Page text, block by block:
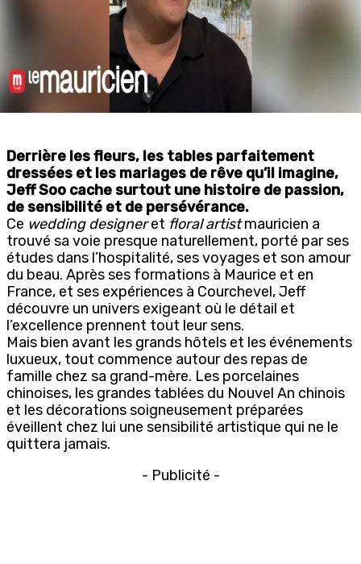
Derrière les fleurs, les tables parfaitement
dressées et les mariages de rêve qu’il imagine,
Jeff Soo cache surtout une histoire de passion,
de sensibilité et de persévérance.
Ce wedding designeret floral artistmauricien a
trouvé sa voie presque naturellement, porté par ses
études dans l’hospitalité, ses voyages et son amour
du beau. Après ses formations à Maurice et en
France, et ses expériences à Courchevel, Jeff
découvre un univers exigeant où le détail et
l’excellence prennent tout leur sens.
Mais bien avant les grands hôtels et les événements
luxueux, tout commence autour des repas de
famille chez sa grand-mère. Les porcelaines
chinoises, les grandes tablées du Nouvel An chinois
et les décorations soigneusement préparées
éveillent chez lui une sensibilité artistique qui ne le
quittera jamais.
- Publicité -